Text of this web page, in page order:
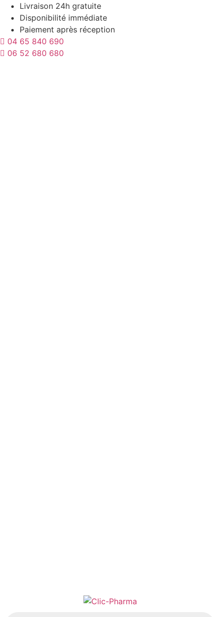
Aller
contenu
Livraison 24h gratuite
Disponibilité immédiate
Paiement après réception
04 65 840 690
06 52 680 680